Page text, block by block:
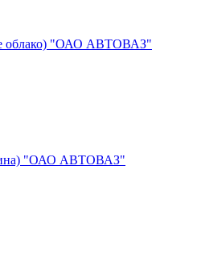
облако) "ОАО АВТОВАЗ"
"ОАО АВТОВАЗ"